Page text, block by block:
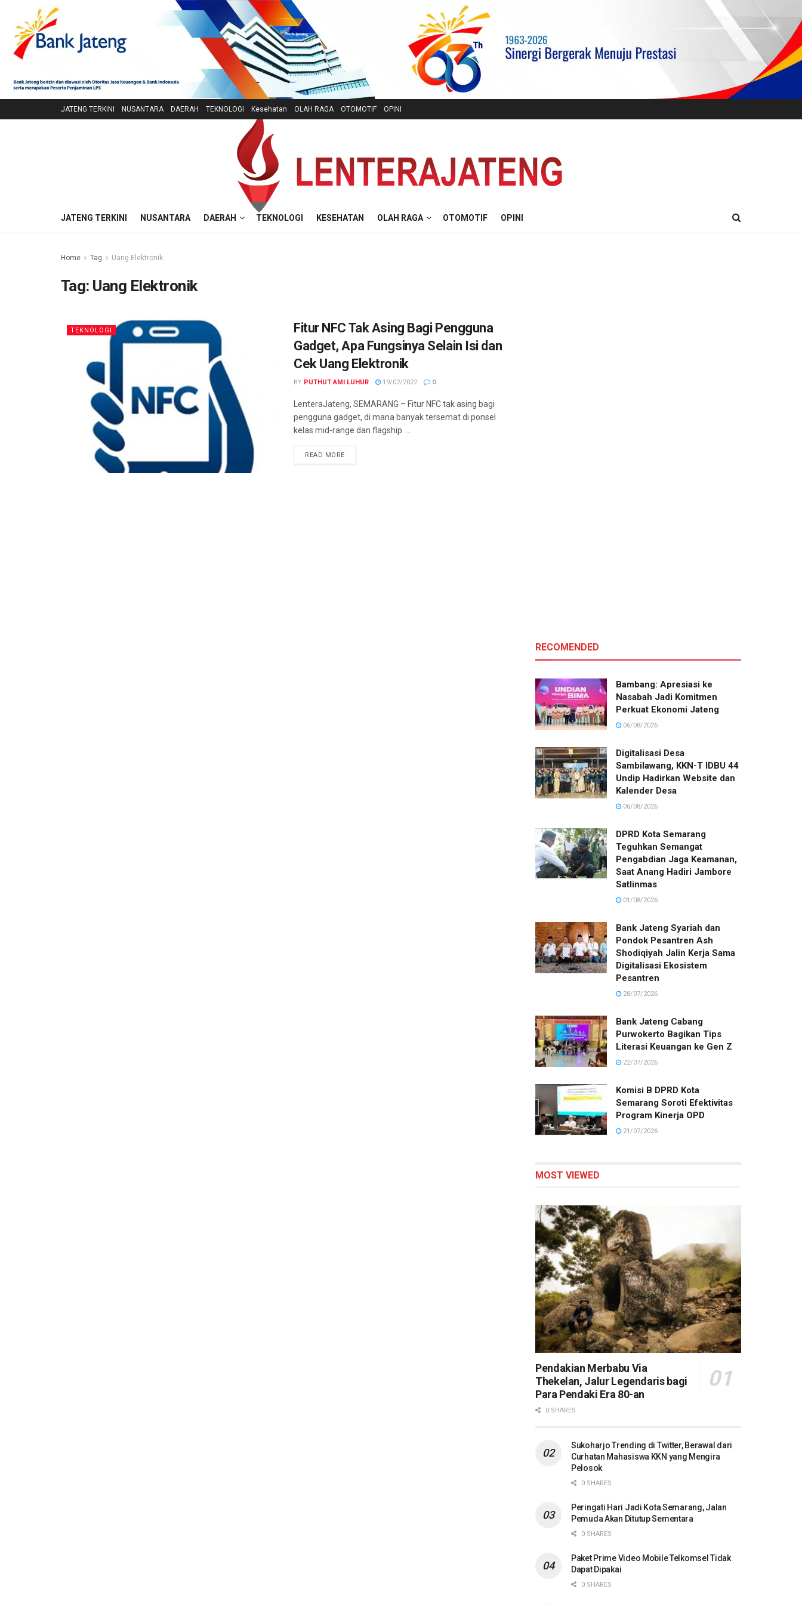
JATENG TERKINI NUSANTARA DAERAH TEKNOLOGI Kesehatan OLAH RAGA OTOMOTIF OPINI
JATENG TERKINI NUSANTARA DAERAH TEKNOLOGI KESEHATAN OLAH RAGA OTOMOTIF OPINI
Home Tag Uang Elektronik
Tag: Uang Elektronik
TEKNOLOGI
Fitur NFC Tak Asing Bagi Pengguna
Gadget, Apa Fungsinya Selain Isi dan
Cek Uang Elektronik
BY PUTHUT AMI LUHUR 19/02/2022 0
LenteraJateng, SEMARANG – Fitur NFC tak asing bagi
pengguna gadget, di mana banyak tersemat di ponsel
kelas mid-range dan flagship. ...
READ MOREDETAILS
RECOMENDED
Bambang: Apresiasi ke
Nasabah Jadi Komitmen
Perkuat Ekonomi Jateng
06/08/2026
Digitalisasi Desa
Sambilawang, KKN-T IDBU 44
Undip Hadirkan Website dan
Kalender Desa
06/08/2026
DPRD Kota Semarang
Teguhkan Semangat
Pengabdian Jaga Keamanan,
Saat Anang Hadiri Jambore
Satlinmas
01/08/2026
Bank Jateng Syariah dan
Pondok Pesantren Ash
Shodiqiyah Jalin Kerja Sama
Digitalisasi Ekosistem
Pesantren
28/07/2026
Bank Jateng Cabang
Purwokerto Bagikan Tips
Literasi Keuangan ke Gen Z
22/07/2026
Komisi B DPRD Kota
Semarang Soroti Efektivitas
Program Kinerja OPD
21/07/2026
MOST VIEWED
Pendakian Merbabu Via
Thekelan, Jalur Legendaris bagi
Para Pendaki Era 80-an
0 SHARES
Sukoharjo Trending di Twitter, Berawal dari
Curhatan Mahasiswa KKN yang Mengira
Pelosok
0 SHARES
Peringati Hari Jadi Kota Semarang, Jalan
Pemuda Akan Ditutup Sementara
0 SHARES
Paket Prime Video Mobile Telkomsel Tidak
Dapat Dipakai
0 SHARES